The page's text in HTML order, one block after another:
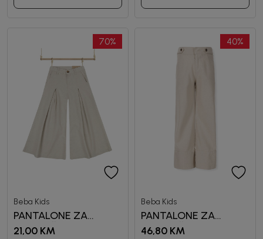
70%
Beba Kids
PANTALONE ZA
DJEVOJČICE GRETA
21,00 KM
40%
Beba Kids
PANTALONE ZA
DJEVOJČICE NIKITA
46,80 KM